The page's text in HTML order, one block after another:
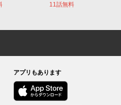
11話無料
アプリもあります